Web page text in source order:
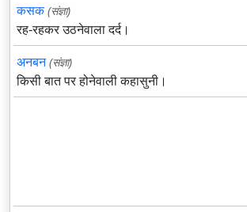
कसक (संज्ञा)
रह-रहकर उठनेवाला दर्द।
अनबन (संज्ञा)
किसी बात पर होनेवाली कहासुनी।